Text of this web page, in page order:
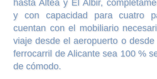
hasta Altea y El Albir,
y con capacidad para cuatro
cuentan con el mobiliario
viaje desde el aeropuerto o
ferrocarril de Alicante sea 100 %
de cómodo.